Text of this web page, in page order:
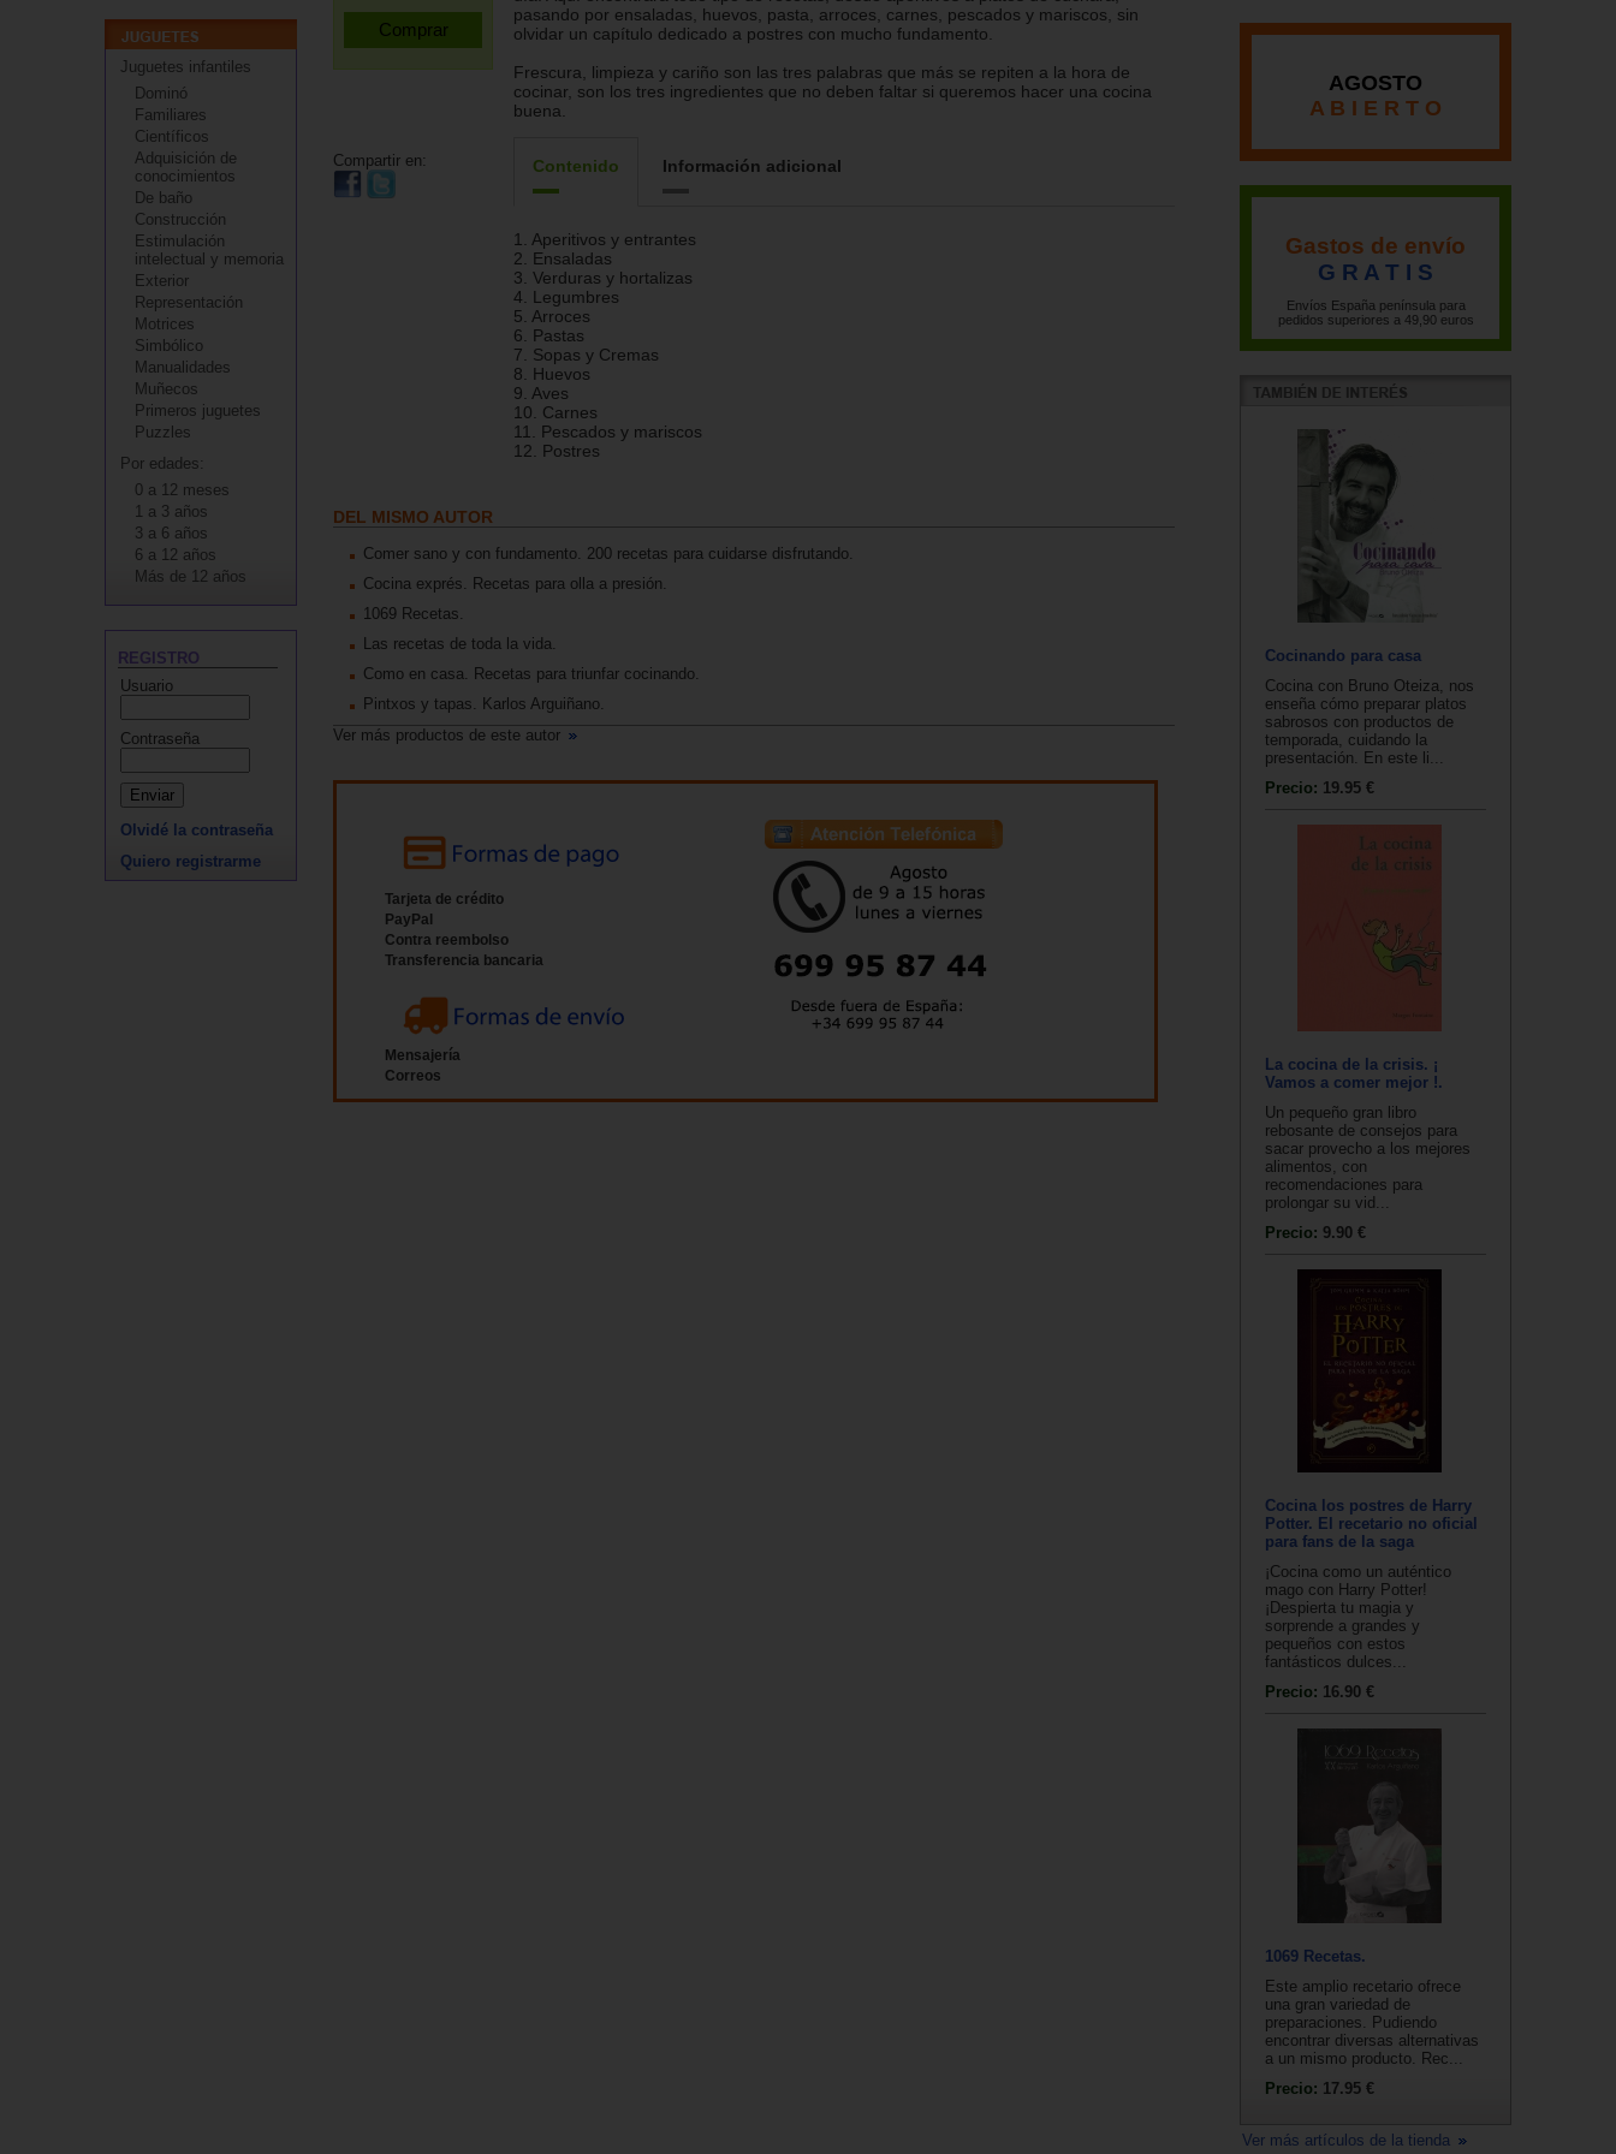
Juguetes infantiles
Dominó
Familiares
Científicos
Adquisición de
conocimientos
De baño
Construcción
Estimulación
intelectual y memoria
Exterior
Representación
Motrices
Simbólico
Manualidades
Muñecos
Primeros juguetes
Puzzles
Por edades:
0 a 12 meses
1 a 3 años
3 a 6 años
6 a 12 años
Más de 12 años
REGISTRO
Usuario
Contraseña
Olvidé la contraseña
Quiero registrarme
Compartir en:
pasando por ensaladas, huevos, pasta, arroces, carnes, pescados y mariscos, sin
olvidar un capítulo dedicado a postres con mucho fundamento.
Frescura, limpieza y cariño son las tres palabras que más se repiten a la hora de
cocinar, son los tres ingredientes que no deben faltar si queremos hacer una cocina
buena.
Contenido Información adicional
1. Aperitivos y entrantes
2. Ensaladas
3. Verduras y hortalizas
4. Legumbres
5. Arroces
6. Pastas
7. Sopas y Cremas
8. Huevos
9. Aves
10. Carnes
11. Pescados y mariscos
12. Postres
DEL MISMO AUTOR
Comer sano y con fundamento. 200 recetas para cuidarse disfrutando.
Cocina exprés. Recetas para olla a presión.
1069 Recetas.
Las recetas de toda la vida.
Como en casa. Recetas para triunfar cocinando.
Pintxos y tapas. Karlos Arguiñano.
Ver más productos de este autor
Tarjeta de crédito
PayPal
Contra reembolso
Transferencia bancaria
Mensajería
Correos
AGOSTO
A B I E R T O
Gastos de envío
G R A T I S
Envíos España península para
pedidos superiores a 49,90 euros
Cocinando para casa
Cocina con Bruno Oteiza, nos
enseña cómo preparar platos
sabrosos con productos de
temporada, cuidando la
presentación. En este li...
Precio: 19.95 €
La cocina de la crisis. ¡
Vamos a comer mejor !.
Un pequeño gran libro
rebosante de consejos para
sacar provecho a los mejores
alimentos, con
recomendaciones para
prolongar su vid...
Precio: 9.90 €
Cocina los postres de Harry
Potter. El recetario no oficial
para fans de la saga
¡Cocina como un auténtico
mago con Harry Potter!
¡Despierta tu magia y
sorprende a grandes y
pequeños con estos
fantásticos dulces...
Precio: 16.90 €
1069 Recetas.
Este amplio recetario ofrece
una gran variedad de
preparaciones. Pudiendo
encontrar diversas alternativas
a un mismo producto. Rec...
Precio: 17.95 €
Ver más artículos de la tienda